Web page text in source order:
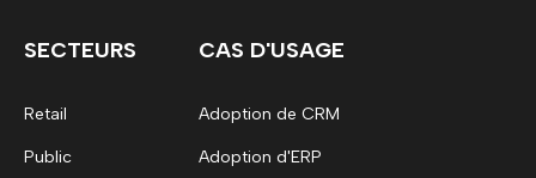
SECTEURS
Retail
Public
CAS D'USAGE
Adoption de CRM
Adoption d'ERP